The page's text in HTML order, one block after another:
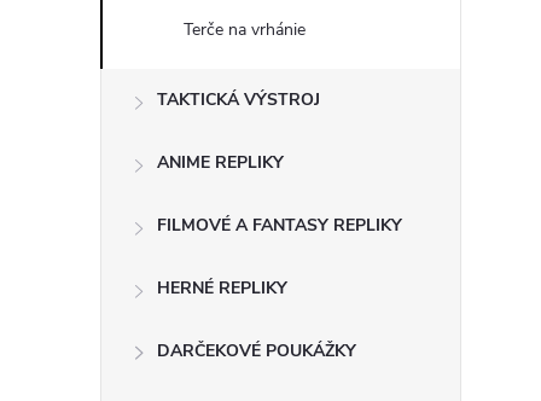
Terče na vrhánie
TAKTICKÁ VÝSTROJ
ANIME REPLIKY
FILMOVÉ A FANTASY REPLIKY
HERNÉ REPLIKY
DARČEKOVÉ POUKÁŽKY